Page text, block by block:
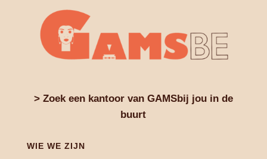
> Zoek een kantoor van GAMSbij jou in de
buurt
WIE WE ZIJN